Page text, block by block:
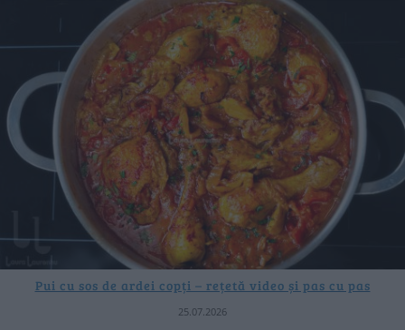
Pui cu sos de ardei copți – rețetă video și pas cu pas
25.07.2026